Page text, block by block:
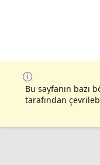
Bu sayfanın bazı
tarafından